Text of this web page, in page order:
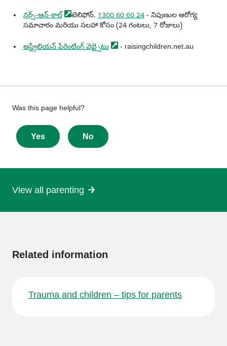
నర్స్-ఆన్-కాల్ టెలిఫోన్.1300 60 60 24- నిపుణుల ఆరోగ్య
సమాచారం మరియు సలహా కోసం (24 గంటలు, 7 రోజులు)
ఆస్ట్రేలియన్ పేరెంటింగ్ వెబ్సైటు - raisingchildren.net.au
Give
feedback
about
this
Was this page helpful?
Yes No
View all parenting
Related information
Trauma and children – tips for parents